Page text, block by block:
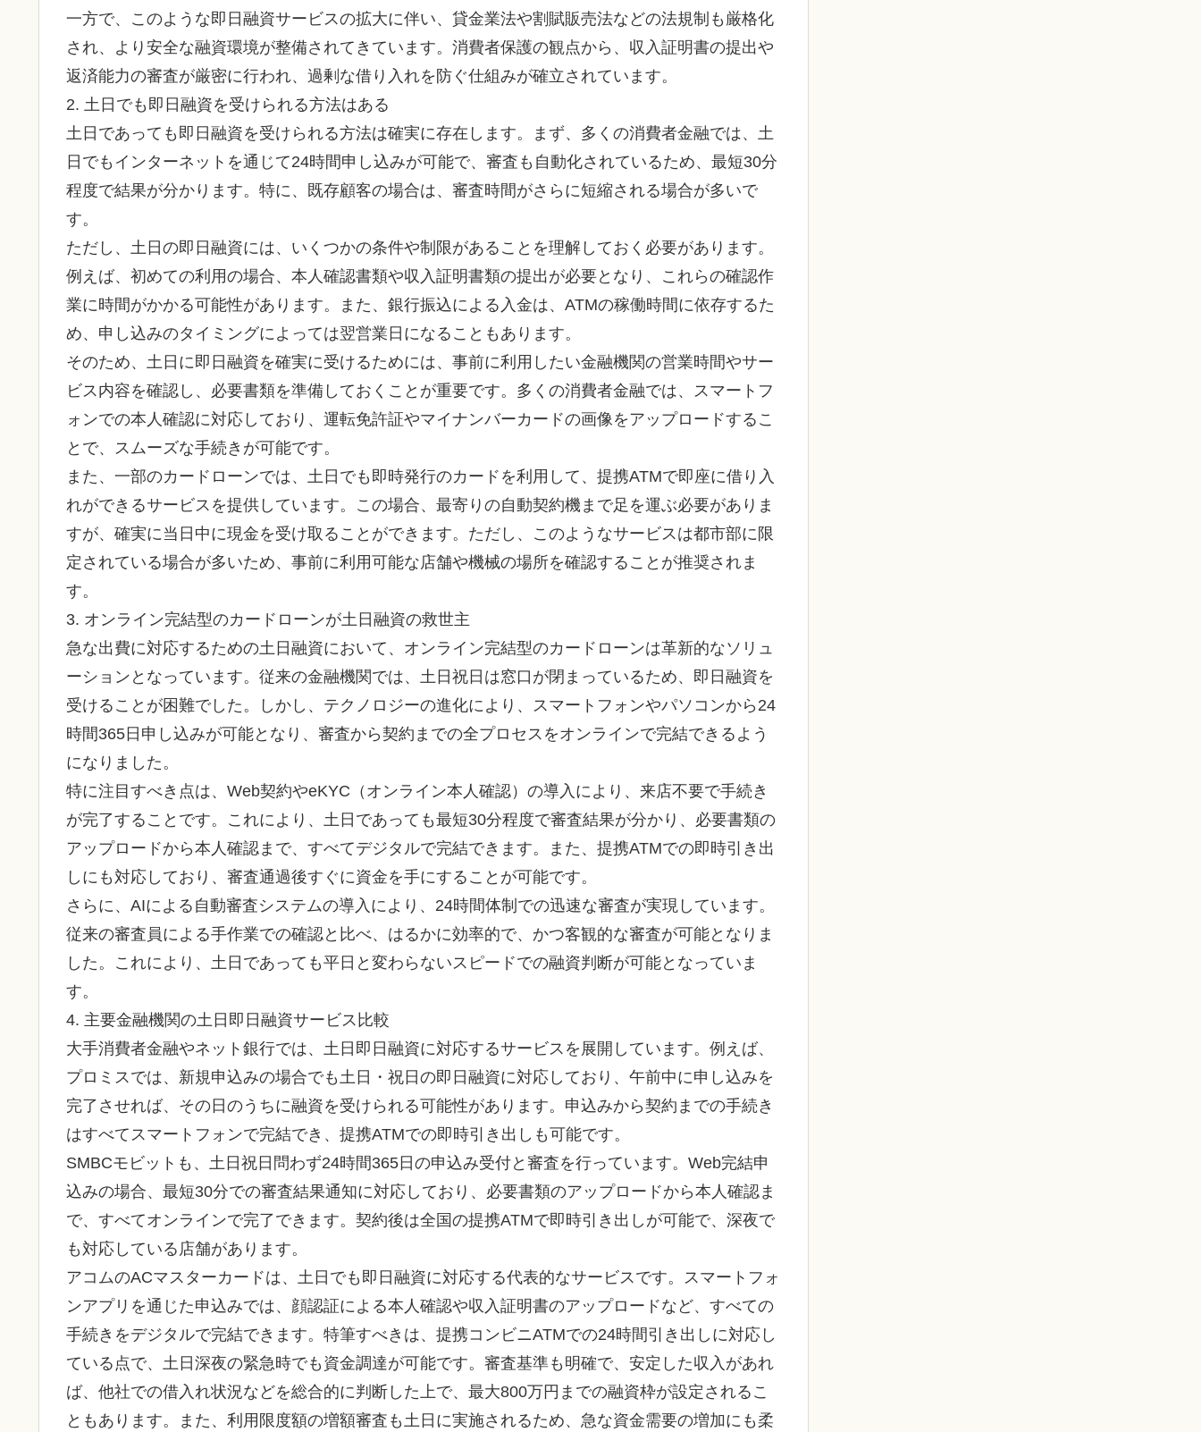
一方で、このような即日融資サービスの拡大に伴い、貸金業法や割賦販売法などの法規制も厳格化
され、より安全な融資環境が整備されてきています。消費者保護の観点から、収入証明書の提出や
返済能力の審査が厳密に行われ、過剰な借り入れを防ぐ仕組みが確立されています。
2. 土日でも即日融資を受けられる方法はある
土日であっても即日融資を受けられる方法は確実に存在します。まず、多くの消費者金融では、土
日でもインターネットを通じて24時間申し込みが可能で、審査も自動化されているため、最短30分
程度で結果が分かります。特に、既存顧客の場合は、審査時間がさらに短縮される場合が多いで
す。
ただし、土日の即日融資には、いくつかの条件や制限があることを理解しておく必要があります。
例えば、初めての利用の場合、本人確認書類や収入証明書類の提出が必要となり、これらの確認作
業に時間がかかる可能性があります。また、銀行振込による入金は、ATMの稼働時間に依存するた
め、申し込みのタイミングによっては翌営業日になることもあります。
そのため、土日に即日融資を確実に受けるためには、事前に利用したい金融機関の営業時間やサー
ビス内容を確認し、必要書類を準備しておくことが重要です。多くの消費者金融では、スマートフ
ォンでの本人確認に対応しており、運転免許証やマイナンバーカードの画像をアップロードするこ
とで、スムーズな手続きが可能です。
また、一部のカードローンでは、土日でも即時発行のカードを利用して、提携ATMで即座に借り入
れができるサービスを提供しています。この場合、最寄りの自動契約機まで足を運ぶ必要がありま
すが、確実に当日中に現金を受け取ることができます。ただし、このようなサービスは都市部に限
定されている場合が多いため、事前に利用可能な店舗や機械の場所を確認することが推奨されま
す。
3. オンライン完結型のカードローンが土日融資の救世主
急な出費に対応するための土日融資において、オンライン完結型のカードローンは革新的なソリュ
ーションとなっています。従来の金融機関では、土日祝日は窓口が閉まっているため、即日融資を
受けることが困難でした。しかし、テクノロジーの進化により、スマートフォンやパソコンから24
時間365日申し込みが可能となり、審査から契約までの全プロセスをオンラインで完結できるよう
になりました。
特に注目すべき点は、Web契約やeKYC（オンライン本人確認）の導入により、来店不要で手続き
が完了することです。これにより、土日であっても最短30分程度で審査結果が分かり、必要書類の
アップロードから本人確認まで、すべてデジタルで完結できます。また、提携ATMでの即時引き出
しにも対応しており、審査通過後すぐに資金を手にすることが可能です。
さらに、AIによる自動審査システムの導入により、24時間体制での迅速な審査が実現しています。
従来の審査員による手作業での確認と比べ、はるかに効率的で、かつ客観的な審査が可能となりま
した。これにより、土日であっても平日と変わらないスピードでの融資判断が可能となっていま
す。
4. 主要金融機関の土日即日融資サービス比較
大手消費者金融やネット銀行では、土日即日融資に対応するサービスを展開しています。例えば、
プロミスでは、新規申込みの場合でも土日・祝日の即日融資に対応しており、午前中に申し込みを
完了させれば、その日のうちに融資を受けられる可能性があります。申込みから契約までの手続き
はすべてスマートフォンで完結でき、提携ATMでの即時引き出しも可能です。
SMBCモビットも、土日祝日問わず24時間365日の申込み受付と審査を行っています。Web完結申
込みの場合、最短30分での審査結果通知に対応しており、必要書類のアップロードから本人確認ま
で、すべてオンラインで完了できます。契約後は全国の提携ATMで即時引き出しが可能で、深夜で
も対応している店舗があります。
アコムのACマスターカードは、土日でも即日融資に対応する代表的なサービスです。スマートフォ
ンアプリを通じた申込みでは、顔認証による本人確認や収入証明書のアップロードなど、すべての
手続きをデジタルで完結できます。特筆すべきは、提携コンビニATMでの24時間引き出しに対応し
ている点で、土日深夜の緊急時でも資金調達が可能です。審査基準も明確で、安定した収入があれ
ば、他社での借入れ状況などを総合的に判断した上で、最大800万円までの融資枠が設定されるこ
ともあります。また、利用限度額の増額審査も土日に実施されるため、急な資金需要の増加にも柔